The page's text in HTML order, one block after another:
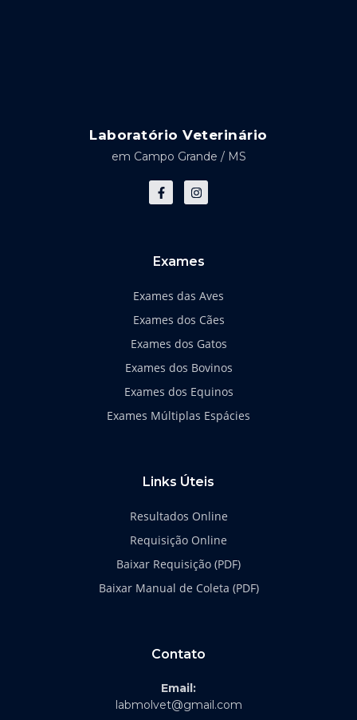
Laboratório Veterinário
em Campo Grande / MS
a
c
e
k
-
n
s
t
m
Exames
Exames das Aves
Exames dos Cães
Exames dos Gatos
Exames dos Bovinos
Exames dos Equinos
Exames Múltiplas Espácies
Links Úteis
Resultados Online
Requisição Online
Baixar Requisição (PDF)
Baixar Manual de Coleta (PDF)
Contato
Email:
labmolvet@gmail.com